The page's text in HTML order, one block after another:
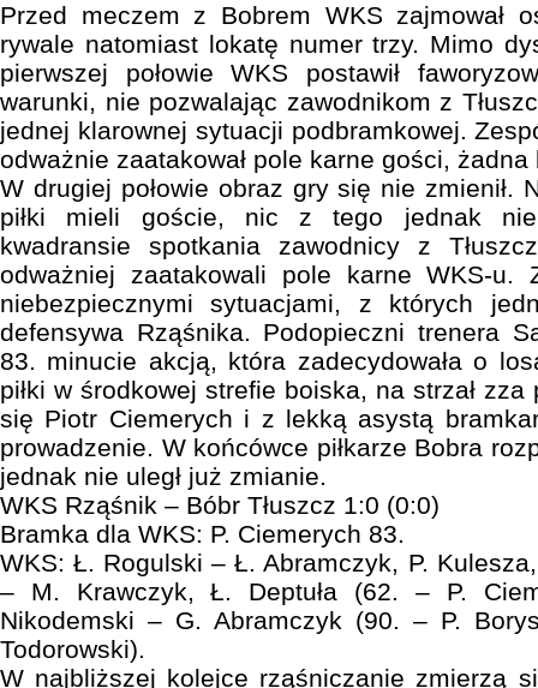
Przed meczem z Bobrem WKS zajmował
rywale natomiast lokatę numer trzy. Mimo
pierwszej połowie WKS postawił
warunki, nie pozwalając zawodnikom z
jednej klarownej sytuacji podbramkowej.
odważnie zaatakował pole karne gości,
W drugiej połowie obraz gry się nie zmienił.
piłki mieli goście, nic z tego jednak nie
kwadransie spotkania zawodnicy z
odważniej zaatakowali pole karne WKS-u.
niebezpiecznymi sytuacjami, z których
defensywa Rząśnika. Podopieczni trenera
83. minucie akcją, która zadecydowała o
piłki w środkowej strefie boiska, na strzał zza
się Piotr Ciemerych i z lekką asystą
prowadzenie. W końcówce piłkarze Bobra
jednak nie uległ już zmianie.
WKS Rząśnik – Bóbr Tłuszcz 1:0 (0:0)
Bramka dla WKS: P. Ciemerych 83.
WKS: Ł. Rogulski – Ł. Abramczyk, P.
– M. Krawczyk, Ł. Deptuła (62. – P.
Nikodemski – G. Abramczyk (90. – P.
Todorowski).
W najbliższej kolejce rząśniczanie zmierzą